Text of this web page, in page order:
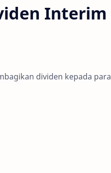
Interim
dividen kepada para